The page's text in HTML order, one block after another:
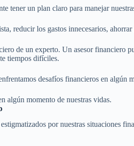
tener un plan claro para manejar
reducir los gastos innecesarios,
de un experto. Un asesor financiero
tiempos difíciles.
desafíos financieros en algún
por nuestras situaciones